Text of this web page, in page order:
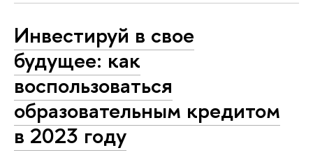
Инвестируй в свое
будущее: как
воспользоваться
образовательным кредитом
в 2023 году